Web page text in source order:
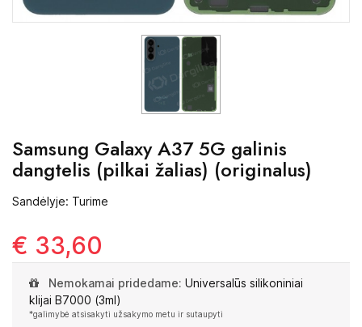
Samsung Galaxy A37 5G galinis
dangtelis (pilkai žalias) (originalus)
Sandėlyje: Turime
€ 33,60
Nemokamai pridedame: Universalūs silikoniniai
klijai B7000 (3ml)
*galimybė atsisakyti užsakymo metu ir sutaupyti